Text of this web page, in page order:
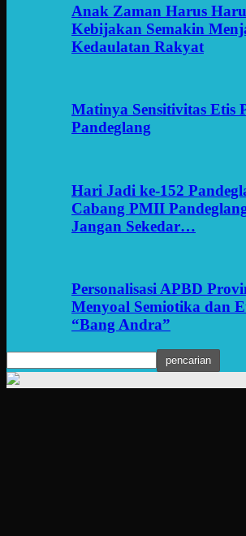
Anak Zaman Harus
Kebijakan Semakin
Kedaulatan Rakyat
Matinya Sensitivitas Etis
Pandeglang
Hari Jadi ke-152
Cabang PMII
Jangan Sekedar…
Personalisasi APBD
Menyoal Semiotika dan
“Bang Andra”